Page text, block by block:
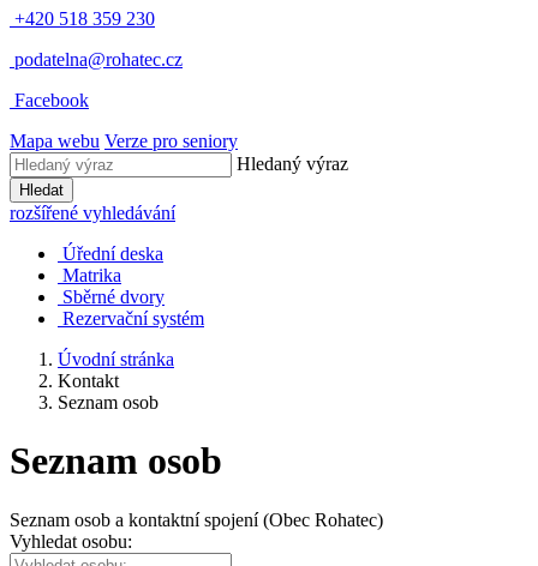
+420 518 359 230
podatelna@rohatec.cz
Facebook
Mapa webu Verze pro seniory
Hledaný výraz
Hledat
rozšířené vyhledávání
Úřední deska
Matrika
Sběrné dvory
Rezervační systém
Úvodní stránka
Kontakt
Seznam osob
Seznam osob
Seznam osob a kontaktní spojení (Obec Rohatec)
Vyhledat osobu: